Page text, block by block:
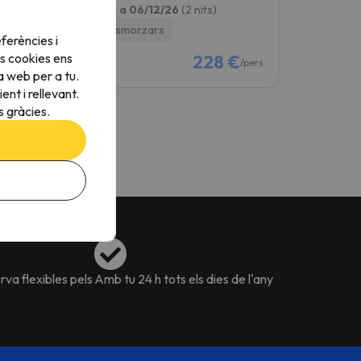
/pers.
04/12/26 a 06/12/26 (2 nits)
Amb 2 esmorzars
228 €/pers.
flexibles pels Amb tu 24 h tots els dies de l'any
i
cookies ens
web per a tu.
i rellevant.
gràcies.